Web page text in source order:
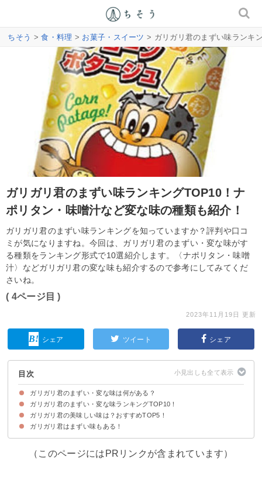
ちそう >食・料理 > お菓子・スイーツ > ガリガリ君のまずい味ランキ
ガリガリ君のまずい味ランキングTOP10！ナ
ポリタン・味噌汁など変な味の種類も紹介！
ガリガリ君のまずい味ランキングを知っていますか？評判や口コ
ミが気になりますね。今回は、ガリガリ君のまずい・変な味がす
る種類をランキング形式で10選紹介します。〈ナポリタン・味噌
汁〉などガリガリ君の変な味も紹介するので参考にしてみてくだ
さいね。
( 4ページ目 )
2023年11月19日 更新
シェア ツイート シェア
目次
ガリガリ君のまずい・変な味は何がある？
ガリガリ君のまずい・変な味ランキングTOP10！
10位：ガリガリ君リッチ 桜もち
9位：ガリガリ君 乳酸菌飲料味
8位：ガリガリ君リッチ 塩ちんすこう
7位：ガリガリ君リッチ グリーンスムージー味
6位：ガリガリ君リッチ コーンポタージュ
5位：ガリガリ君リッチ チョコミント
4位：ガリガリ君 コーラ
3位：ガリガリ君リッチ シチュー味
2位：ガリガリ君リッチ たまご焼き味
1位：ガリガリ君リッチ ナポリタン味
ガリガリ君の美味しい味は？おすすめTOP5！
5位：大人なガリガリ君 マンゴー
4位：大人なガリガリ君 マスカット
3位：大人なガリガリ君 ゴールデンパイン
2位：ガリガリ君 梨
1位：ガリガリ君 ソーダ
ガリガリ君はまずい味もある！
（このページにはPRリンクが含まれています）